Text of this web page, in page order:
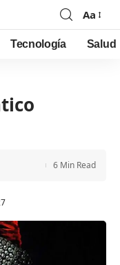
Font
Resizer
Aa
Tecnología Salud
6 Min Read